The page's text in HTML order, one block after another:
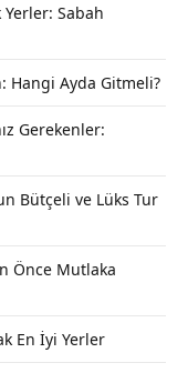
Yerler: Sabah
Hangi Ayda Gitmeli?
Gerekenler:
Bütçeli ve Lüks Tur
Önce Mutlaka
En İyi Yerler